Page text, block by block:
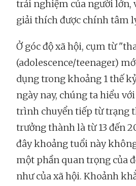
trải nghiệm của người lớn,
giải thích được chính tâm
Ở góc độ xã hội, cụm từ
(adolescence/teenager)
dụng trong khoảng 1 thế
ngày nay, chúng ta hiểu
trình chuyển tiếp từ trạng
trưởng thành là từ 13 đến
đây khoảng tuổi này
một phần quan trọng của
như của xã hội. Khoảnh